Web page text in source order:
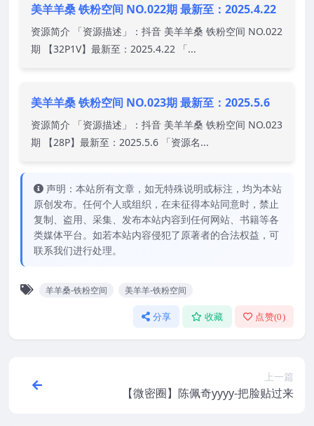
美羊羊桑 铁粉空间 NO.022期 最新至：2025.4.22
资源简介 「资源描述」：抖音 美羊羊桑 铁粉空间 NO.022
期 【32P1V】最新至：2025.4.22 「...
美羊羊桑 铁粉空间 NO.023期 最新至：2025.5.6
资源简介 「资源描述」：抖音 美羊羊桑 铁粉空间 NO.023
期 【28P】最新至：2025.5.6 「资源名...
声明：本站所有文章，如无特殊说明或标注，均为本站
原创发布。任何个人或组织，在未征得本站同意时，禁止
复制、盗用、采集、发布本站内容到任何网站、书籍等各
类媒体平台。如若本站内容侵犯了原著者的合法权益，可
联系我们进行处理。
羊羊桑-铁粉空间 美羊羊-铁粉空间
分享 收藏 点赞(0)
上一篇
【微密圈】陈佩奇yyyy-把脸贴过来